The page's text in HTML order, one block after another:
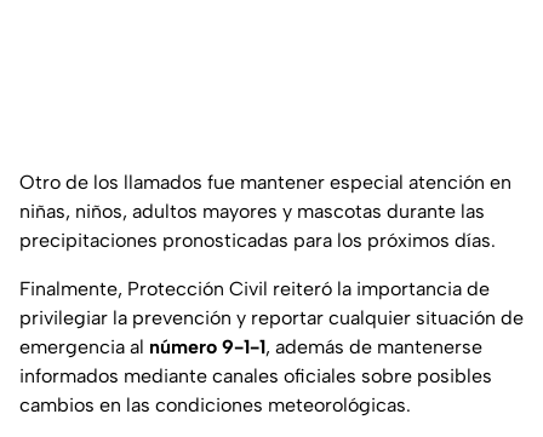
Otro de los llamados fue mantener especial atención en
niñas, niños, adultos mayores y mascotas durante las
precipitaciones pronosticadas para los próximos días.
Finalmente, Protección Civil reiteró la importancia de
privilegiar la prevención y reportar cualquier situación de
emergencia al número 9-1-1, además de mantenerse
informados mediante canales oficiales sobre posibles
cambios en las condiciones meteorológicas.